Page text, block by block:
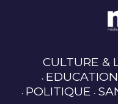
CULTURE &
EDUCATION
POLITIQUE